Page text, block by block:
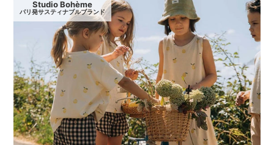
Studio Bohème
パリ発サスティナブルブランド